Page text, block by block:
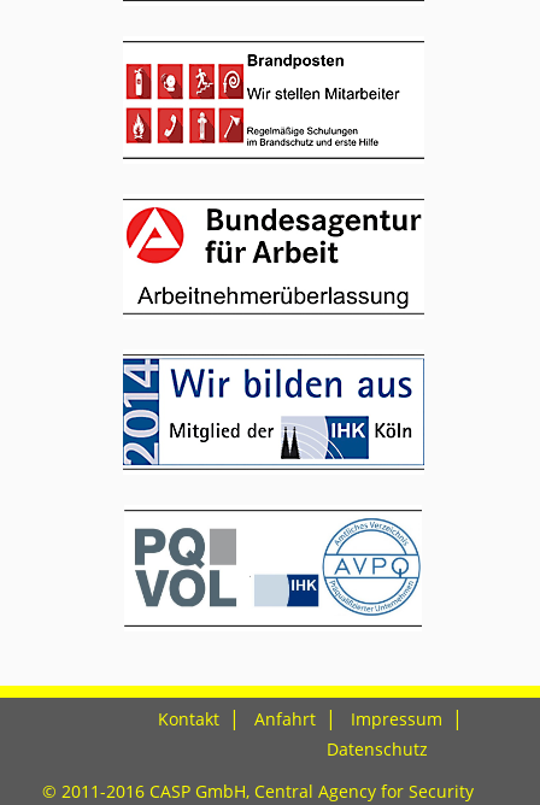
Kontakt Anfahrt
Impressum
Datenschutz
© 2011-2016 CASP GmbH, Central Agency for Security